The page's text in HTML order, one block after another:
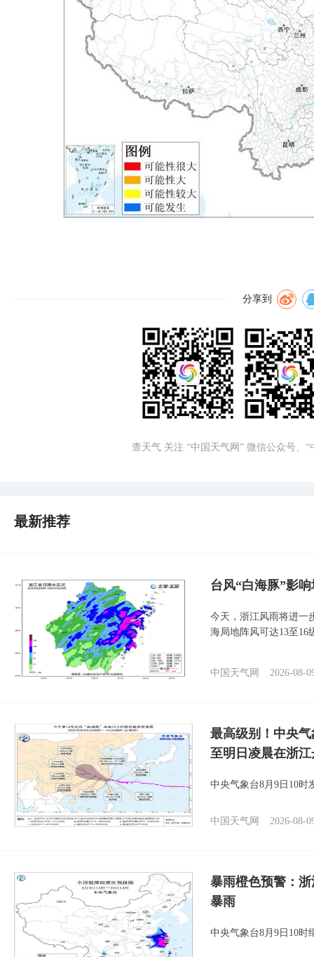
分享到
查天气 关注 “中国天气网” 微信公众号、
最新推荐
台风“白海豚”影
今天，浙江风雨将进一
海局地阵风可达13至16
中国天气网 2026-08-
最高级别！中央
至明日凌晨在浙
中央气象台8月9日10时
中国天气网 2026-08-
暴雨橙色预警：
暴雨
中央气象台8月9日10时